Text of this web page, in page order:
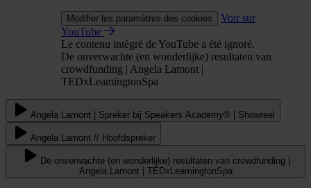
Modifier les paramètres des cookies
Voir sur
YouTube
Le contenu intégré de YouTube a été ignoré.
De onverwachte (en wonderlijke) resultaten van
crowdfunding | Angela Lamont |
TEDxLeamingtonSpa
Angela Lamont | Spreker bij Speakers Academy® | Showreel
Angela Lamont // Hoofdspreker
De onverwachte (en wonderlijke) resultaten van crowdfunding |
Angela Lamont | TEDxLeamingtonSpa